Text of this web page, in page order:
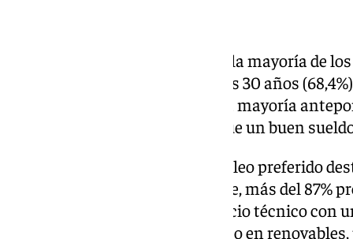
Otros datos reveladores, es que la mayoría de
independizarse entre los 26 y los 30 años
antes de los 25 años. Además, la mayoría
con la personal (45,4%) antes que un buen
En cuanto a los campos de empleo preferido
educación (27,4%). Por otra parte, más del 87%
altamente cualificado en un oficio técnico con
(soldador especializado o técnico en